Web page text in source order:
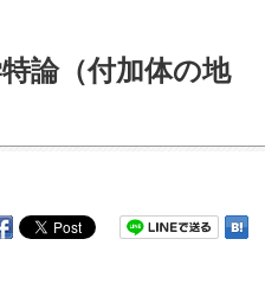
論（付加体の地